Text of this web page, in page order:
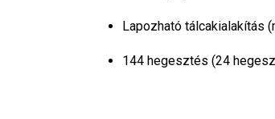
Lapozható tálcakialakítás
144 hegesztés (24